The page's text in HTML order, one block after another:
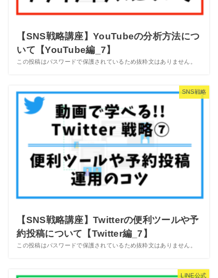
【SNS戦略講座】YouTubeの分析方法につ
いて【YouTube編_7】
この投稿はパスワードで保護されているため抜粋文はありません。
SNS戦略
【SNS戦略講座】Twitterの便利ツールや予
約投稿について【Twitter編_7】
この投稿はパスワードで保護されているため抜粋文はありません。
LINE公式